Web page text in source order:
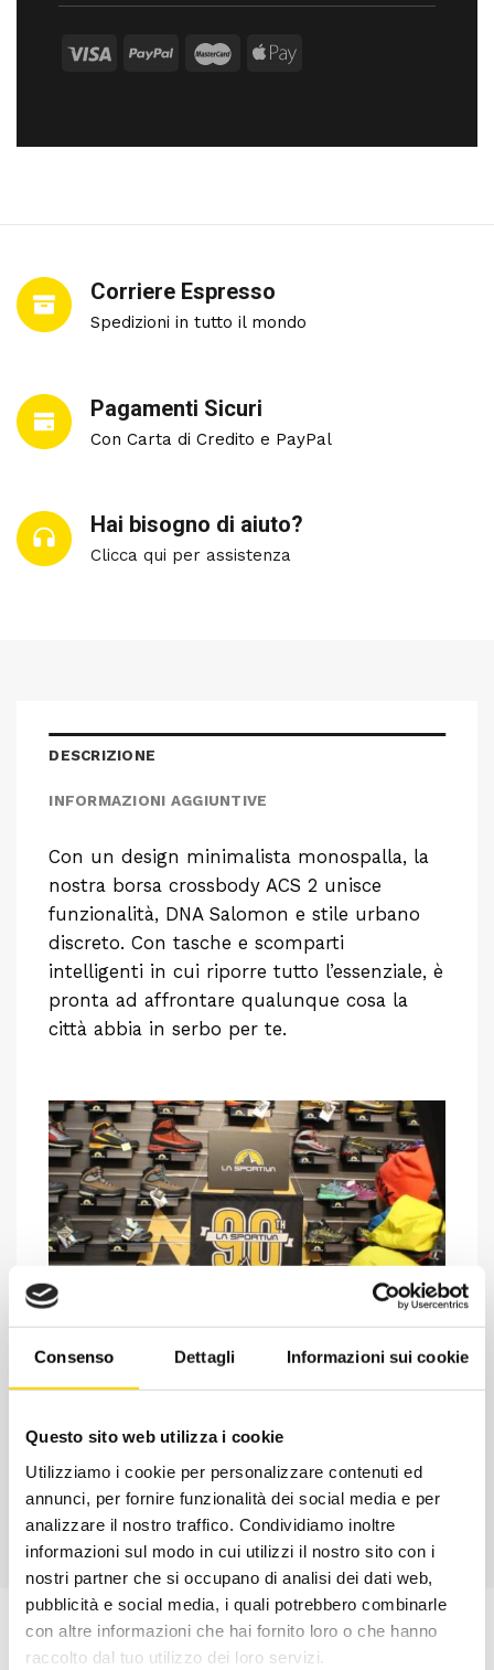
Consenso Dettagli Informazioni sui cookie
Questo sito web utilizza i cookie
Utilizziamo i cookie per personalizzare contenuti ed
annunci, per fornire funzionalità dei social media e per
analizzare il nostro traffico. Condividiamo inoltre
informazioni sul modo in cui utilizzi il nostro sito con i
nostri partner che si occupano di analisi dei dati web,
pubblicità e social media, i quali potrebbero combinarle
con altre informazioni che hai fornito loro o che hanno
raccolto dal tuo utilizzo dei loro servizi.
Corriere Espresso
Spedizioni in tutto il mondo
Pagamenti Sicuri
Con Carta di Credito e PayPal
Hai bisogno di aiuto?
Clicca qui per assistenza
Chiedi ad un esperto
Davide di RRTrek
CONTATTA
DESCRIZIONE
INFORMAZIONI AGGIUNTIVE
Con un design minimalista monospalla, la
nostra borsa crossbody ACS 2 unisce
funzionalità, DNA Salomon e stile urbano
discreto. Con tasche e scomparti
intelligenti in cui riporre tutto l’essenziale, è
pronta ad affrontare qualunque cosa la
città abbia in serbo per te.